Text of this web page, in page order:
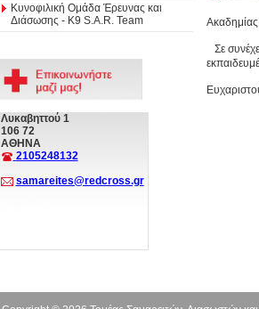
Κυνοφιλική Ομάδα Έρευνας και
Διάσωσης - Κ9 S.A.R. Team
Λυκαβηττού 1
106 72
ΑΘΗΝΑ
2105248132
samareites@redcross.gr
Ακαδημίας.
Σε